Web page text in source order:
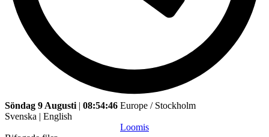
Söndag 9 Augusti | 08:54:46 Europe / Stockholm
Svenska | English
Loomis